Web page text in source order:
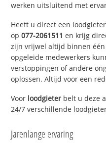
werken uitsluitend met
Heeft u direct een
op077-2061511 en krijg
zijn vrijwel altijd binnen
opgeleide medewerkers
verstoppingen of andere
oplossen. Altijd voor een
Voor loodgieter belt u deze
24/7 verschillende
Jarenlange ervaring